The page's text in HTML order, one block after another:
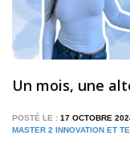
Un mois, une
POSTÉ LE : 17 OCTOBRE
MASTER 2 INNOVATION ET